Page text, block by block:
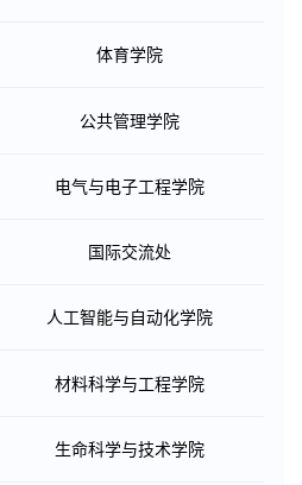
体育学院
公共管理学院
电气与电子工程学院
国际交流处
人工智能与自动化学院
材料科学与工程学院
生命科学与技术学院